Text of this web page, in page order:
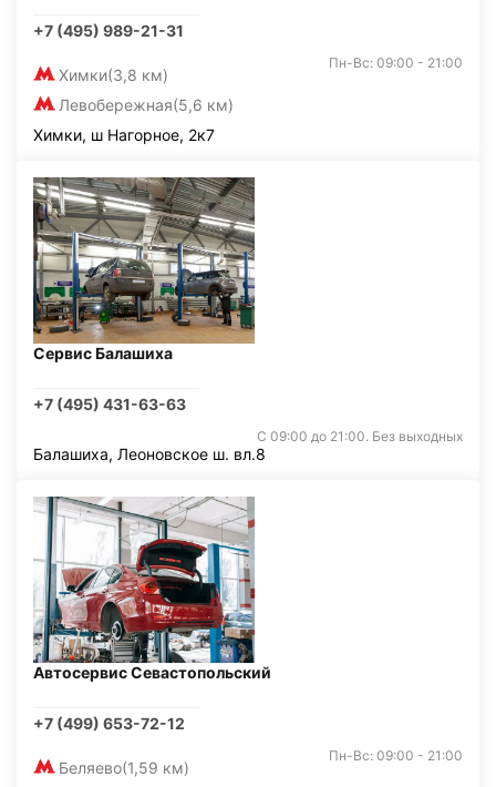
+7 (495) 989-21-31
Химки(3,8 км)
Левобережная(5,6 км)
Пн-Вс: 09:00 - 21:00
Химки, ш Нагорное, 2к7
Сервис Балашиха
+7 (495) 431-63-63
С 09:00 до 21:00. Без выходных
Балашиха, Леоновское ш. вл.8
Автосервис Севастопольский
+7 (499) 653-72-12
Беляево(1,59 км)
Пн-Вс: 09:00 - 21:00